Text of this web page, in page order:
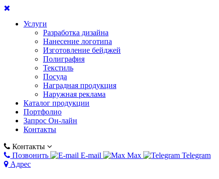
Услуги
Разработка дизайна
Нанесение логотипа
Изготовление бейджей
Полиграфия
Текстиль
Посуда
Наградная продукция
Наружная реклама
Каталог продукции
Портфолио
Запрос Он-лайн
Контакты
Контакты
Позвонить
E-mail Max
Telegram
Адрес